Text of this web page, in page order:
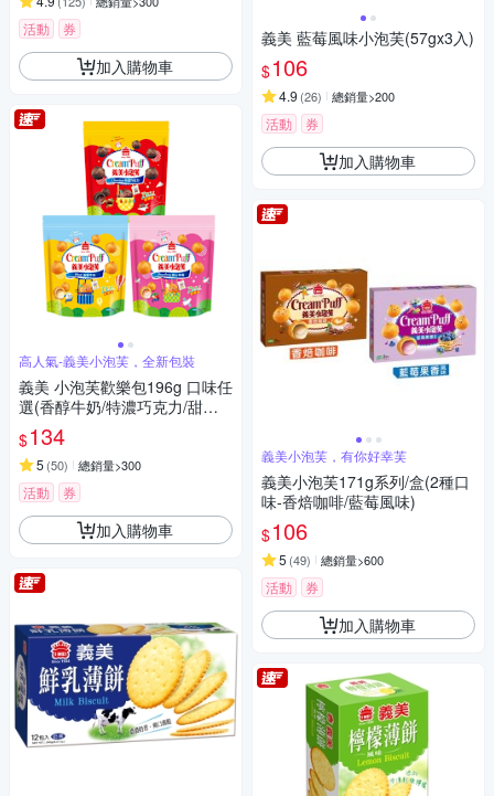
活動 券
加入購物車
高人氣-義美小泡芙，全新包裝
義美 小泡芙歡樂包196g 口味任
選(香醇牛奶/特濃巧克力/甜心
草莓)
$134
5 (50) 總銷量>300
活動 券
加入購物車
義美 藍莓風味小泡芙(57gx3入)
$106
4.9 (26) 總銷量>200
活動 券
加入購物車
義美小泡芙，有你好幸芙
義美小泡芙171g系列/盒(2種口
味-香焙咖啡/藍莓風味)
$106
5 (49) 總銷量>600
活動 券
加入購物車